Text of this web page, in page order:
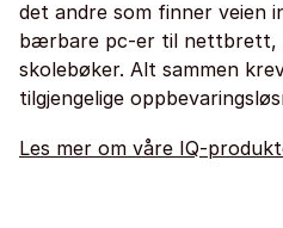
det andre som finner veien
bærbare pc-er til nettbrett,
skolebøker. Alt sammen
tilgjengelige
Les mer om våre IQ-